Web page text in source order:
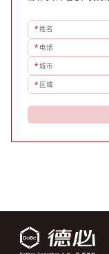
*姓名
* 电话
*城市
* 区域